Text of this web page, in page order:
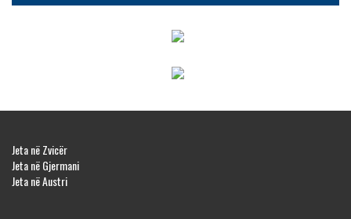
Jeta në Zvicër
Jeta në Gjermani
Jeta në Austri